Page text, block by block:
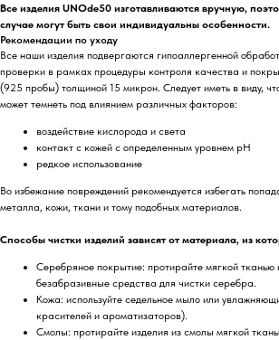
Все изделия UNOde50 изготавливаются вручную,
случае могут быть свои индивидуальны особенности.
Рекомендации по уходу
Все наши изделия подвергаются гипоаллергенной
проверки в рамках процедуры контроля качества и
(925 пробы) толщиной 15 микрон. Следует иметь в виду,
может темнеть под влиянием различных факторов:
воздействие кислорода и света
контакт с кожей с определенным уровнем pH
редкое использование
Во избежание повреждений рекомендуется избегать
металла, кожи, ткани и тому подобных материалов.
Способы чистки изделий зависят от материала, из
Серебряное покрытие: протирайте мягкой тканью
безабразивные средства для чистки серебра.
Кожа: используйте седельное мыло или
красителей и ароматизаторов).
Смолы: протирайте изделия из смолы мягкой